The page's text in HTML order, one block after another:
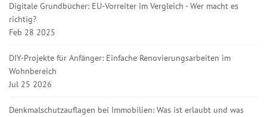
Digitale Grundbücher: EU-Vorreiter im Vergleich - Wer macht es
richtig?
Feb 28 2025
DIY-Projekte für Anfänger: Einfache Renovierungsarbeiten im
Wohnbereich
Jul 25 2026
Denkmalschutzauflagen bei Immobilien: Was ist erlaubt und was